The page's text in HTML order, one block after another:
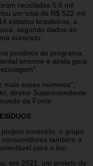
recicladas 5,6 mil
um total de R$ 522 mil
estados brasileiros, a
segundo dados do
eureciclo.
positivos do programa,
enorme e ainda gera
esses números”,
diretor Superintendente
da Fonte.
eureciclo, o grupo
também a
para o lixo.
em 2021, um projeto de